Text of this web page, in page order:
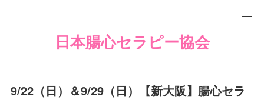
日本腸心セラピー協会
9/22（日）＆9/29（日）【新大阪】腸心セラ